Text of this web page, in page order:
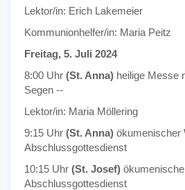
Lektor/in: Erich Lakemeier
Kommunionhelfer/in: Maria Peitz
Freitag, 5. Juli 2024
8:00 Uhr (St. Anna) heilige Messe
Segen --
Lektor/in: Maria Möllering
9:15 Uhr (St. Anna) ökumenischer
Abschlussgottesdienst
10:15 Uhr (St. Josef)
Abschlussgottesdienst